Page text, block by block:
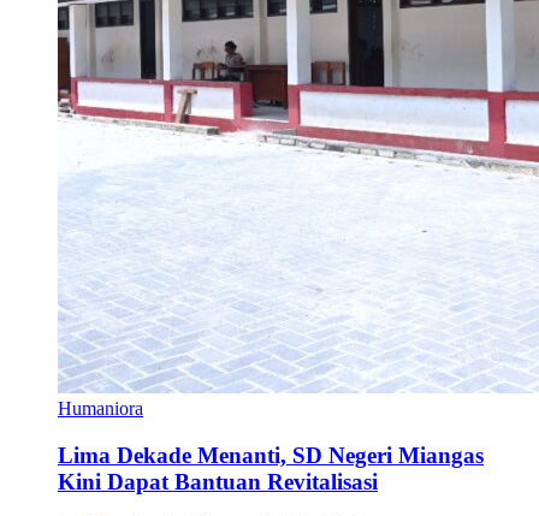
Humaniora
Lima Dekade Menanti, SD Negeri Miangas
Kini Dapat Bantuan Revitalisasi